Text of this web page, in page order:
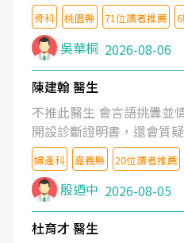
骨科 桃園縣 71位讀者推薦
吳華桐 2026-08-06
陳建翰 醫生
不推此醫生 會言語挑釁並
開設診斷證明書，還會質
婦產科 嘉義縣 20位讀者推薦
殷迺中 2026-08-05
杜育才 醫生